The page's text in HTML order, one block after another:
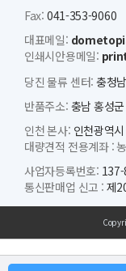
Fax: 041-353-9060
대표메일:
인쇄시안용메일:
당진 물류 센터: 충청
반품주소: 충남 홍성
인천 본사: 인천광역
대량견적 전용계좌 :
사업자등록번호:
통신판매업 신고 : 제